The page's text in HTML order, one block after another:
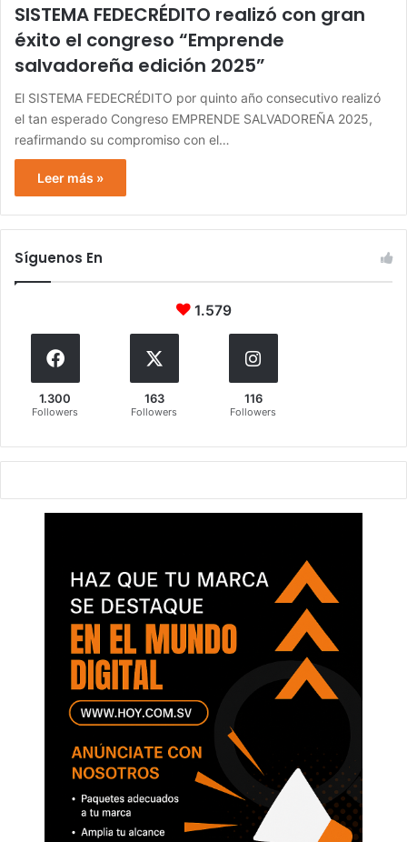
SISTEMA FEDECRÉDITO realizó con gran
éxito el congreso “Emprende
salvadoreña edición 2025”
El SISTEMA FEDECRÉDITO por quinto año consecutivo realizó
el tan esperado Congreso EMPRENDE SALVADOREÑA 2025,
reafirmando su compromiso con el…
Leer más »
Síguenos En
1.579
1.300
Followers
163
Followers
116
Followers